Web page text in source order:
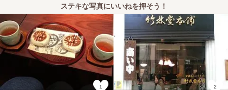
ステキな写真にいいねを押そう！
1
2